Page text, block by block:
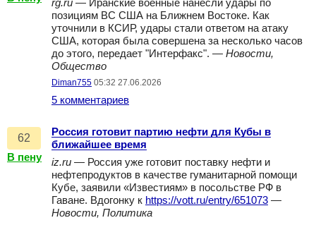
rg.ru — Иранские военные нанесли удары по
позициям ВС США на Ближнем Востоке. Как
уточнили в КСИР, удары стали ответом на атаку
США, которая была совершена за несколько часов
до этого, передает "Интерфакс". — Новости,
Общество
Diman755 05:32 27.06.2026
5 комментариев
62
В пену
Россия готовит партию нефти для Кубы в
ближайшее время
iz.ru — Россия уже готовит поставку нефти и
нефтепродуктов в качестве гуманитарной помощи
Кубе, заявили «Известиям» в посольстве РФ в
Гаване. Вдогонку к https://vott.ru/entry/651073 —
Новости, Политика